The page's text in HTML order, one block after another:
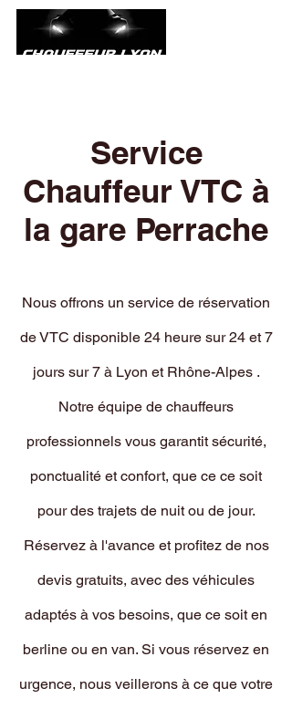
Service
Chauffeur VTC à
la gare Perrache
Nous offrons un service de réservation
de VTC disponible 24 heure sur 24 et 7
jours sur 7 à Lyon et Rhône-Alpes .
Notre équipe de chauffeurs
professionnels vous garantit sécurité,
ponctualité et confort, que ce ce soit
pour des trajets de nuit ou de jour.
Réservez à l'avance et profitez de nos
devis gratuits, avec des véhicules
adaptés à vos besoins, que ce soit en
berline ou en van. Si vous réservez en
urgence, nous veillerons à ce que votre